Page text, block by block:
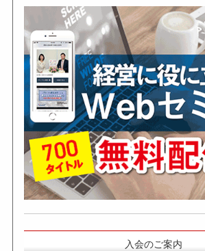
入会のご案内